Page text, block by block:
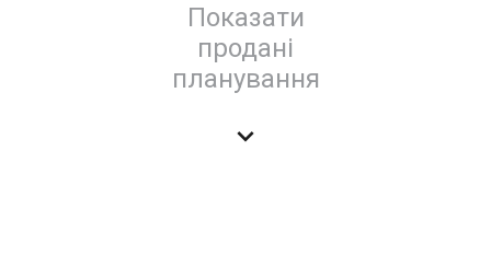
Показати
продані
планування
